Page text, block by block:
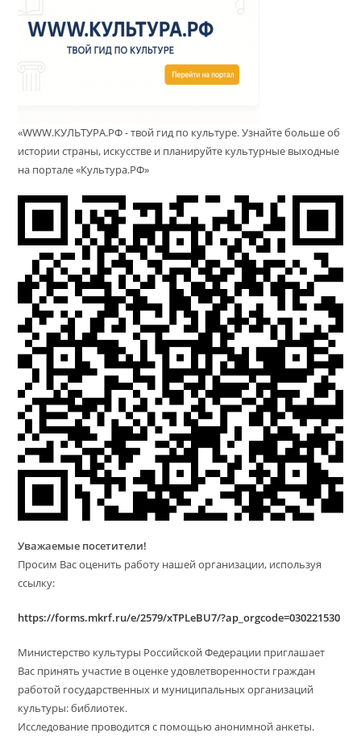
«WWW.КУЛЬТУРА.РФ - твой гид по культуре. Узнайте больше об
истории страны, искусстве и планируйте культурные выходные
на портале «Культура.РФ»
Уважаемые посетители!
Просим Вас оценить работу нашей организации, используя
ссылку:
https://forms.mkrf.ru/e/2579/xTPLeBU7/?ap_orgcode=030221530
Министерство культуры Российской Федерации приглашает
Вас принять участие в оценке удовлетворенности граждан
работой государственных и муниципальных организаций
культуры: библиотек.
Исследование проводится с помощью анонимной анкеты.